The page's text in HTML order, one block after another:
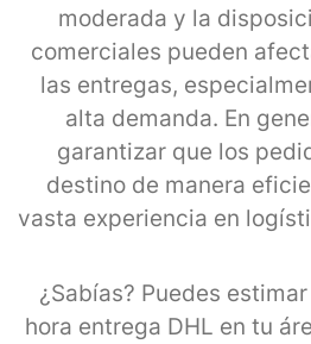
moderada y la
comerciales pueden
las entregas,
alta demanda. En
garantizar que los
destino de manera
vasta experiencia en
¿Sabías? Puedes
hora entrega DHL en tu